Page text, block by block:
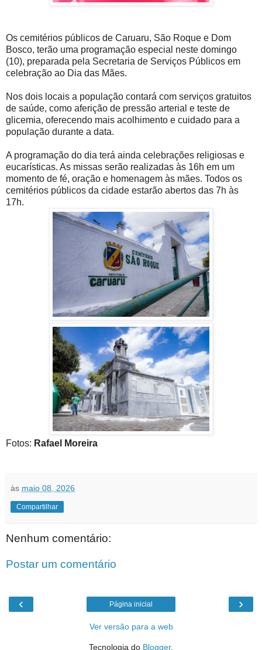
Os cemitérios públicos de Caruaru, São Roque e Dom
Bosco, terão uma programação especial neste domingo
(10), preparada pela Secretaria de Serviços Públicos em
celebração ao Dia das Mães.
Nos dois locais a população contará com serviços gratuitos
de saúde, como aferição de pressão arterial e teste de
glicemia, oferecendo mais acolhimento e cuidado para a
população durante a data.
A programação do dia terá ainda celebrações religiosas e
eucarísticas. As missas serão realizadas às 16h em um
momento de fé, oração e homenagem às mães. Todos os
cemitérios públicos da cidade estarão abertos das 7h às
17h.
Fotos: Rafael Moreira
às maio 08, 2026
Compartilhar
Nenhum comentário:
Postar um comentário
‹ ›
Página inicial
Ver versão para a web
Tecnologia do Blogger.